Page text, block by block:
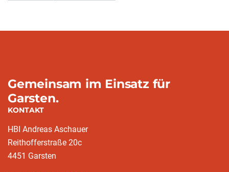
Gemeinsam im Einsatz für
Garsten.
KONTAKT
HBI Andreas Aschauer
Reithofferstraße 20c
4451 Garsten